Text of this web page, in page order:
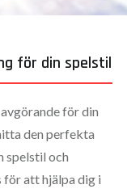
för din spelstil
för din
den perfekta
spelstil och
för att hjälpa dig i